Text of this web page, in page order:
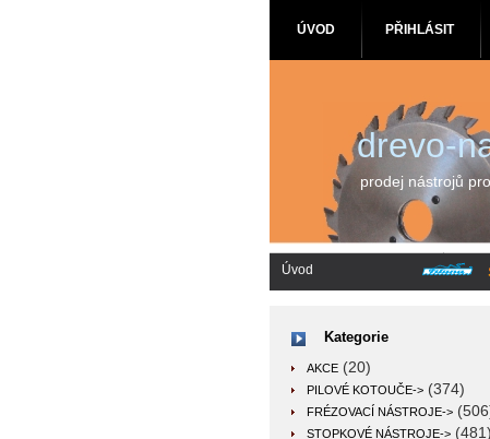
ÚVOD
PŘIHLÁSIT
drevo-
prodej nástrojů
Úvod
Kategorie
AKCE (20)
PILOVÉ KOTOUČE-> (374)
FRÉZOVACÍ NÁSTROJE->
STOPKOVÉ NÁSTROJE-> (481)